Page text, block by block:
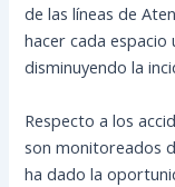
de las líneas de
hacer cada
disminuyendo la
Respecto a los
son monitoreados
ha dado la